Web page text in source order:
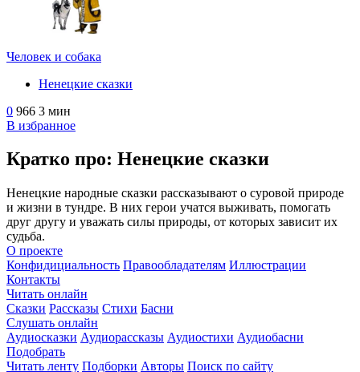
Человек и собака
Ненецкие сказки
0 966 3 мин
В избранное
Кратко про: Ненецкие сказки
Ненецкие народные сказки рассказывают о суровой природе
и жизни в тундре. В них герои учатся выживать, помогать
друг другу и уважать силы природы, от которых зависит их
судьба.
О проекте
Конфидициальность Правообладателям Иллюстрации
Контакты
Читать онлайн
Сказки Рассказы Стихи Басни
Слушать онлайн
Аудиосказки Аудиорассказы Аудиостихи Аудиобасни
Подобрать
Читать ленту Подборки Авторы Поиск по сайту